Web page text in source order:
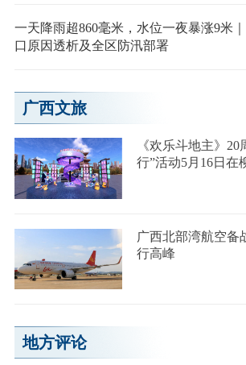
一天降雨超860毫米，水位一夜暴涨9米
口原因透析及全区防汛部署
广西文旅
《欢乐斗地主》20
行”活动5月16日在
广西北部湾航空备
行高峰
地方评论